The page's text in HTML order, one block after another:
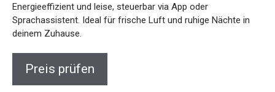
Energieeffizient und leise, steuerbar via App oder
Sprachassistent. Ideal für frische Luft und ruhige Nächte in
deinem Zuhause.
Preis prüfen